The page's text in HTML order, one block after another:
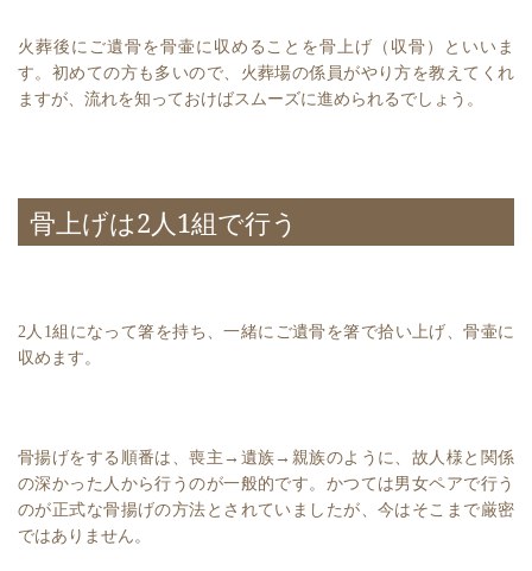
火葬後にご遺骨を骨壷に収めることを骨上げ（収骨）といいま
す。初めての方も多いので、火葬場の係員がやり方を教えてくれ
ますが、流れを知っておけばスムーズに進められるでしょう。
骨上げは2人1組で行う
2人1組になって箸を持ち、一緒にご遺骨を箸で拾い上げ、骨壷に
収めます。
骨揚げをする順番は、喪主→遺族→親族のように、故人様と関係
の深かった人から行うのが一般的です。かつては男女ペアで行う
のが正式な骨揚げの方法とされていましたが、今はそこまで厳密
ではありません。